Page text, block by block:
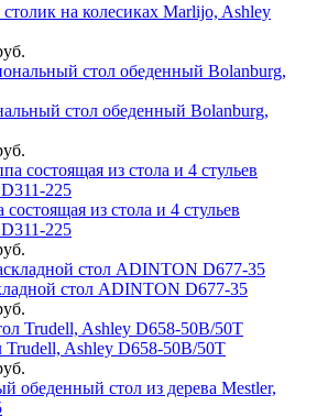
на колесиках Marlijo, Ashley
стол обеденный Bolanburg,
из стола и 4 стульев
225
стол ADINTON D677-35
Ashley D658-50B/50T